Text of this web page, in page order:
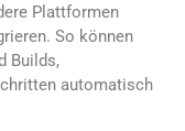
Plattformen
So können
Builds,
automatisch